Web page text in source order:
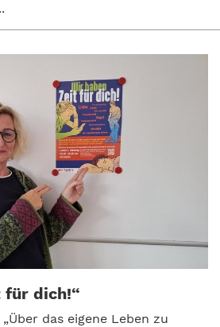
für dich!“
das eigene Leben zu